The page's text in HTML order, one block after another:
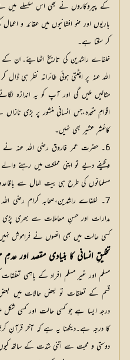
کے پیروکاروں نے بھی اس سلسلے میں
باریوں اور ضو افشانیوں میں عقائد و
کر سکتا ہے۔
خلفاے راشدین کی تاریخ اٹھایئے۔ان کے
اللہ عنہ پر اچٹتی ہوئی طائرانہ نظر ہی
مثالیں ملیں گی اور آپ کو یہ اندازہ
اقوامِ متحدہ،جس انسانی منشور پر بڑی
کاعُشرِ عشیر بھی نہیں۔
6۔ حضرت عمر فاروق رضی اللہ عنہ
وظیفے دیے تو اپنی مملکت میں رہنے
مسلمانوں کی طرح ہی بیت المال سے
7۔ خلفاے راشدین،صحابہ کرام رضی
مدارات اور حسنِ معاملات سے بھری
کسی حالت میں بھی انھوں نے فراموش
تخلیقِ انسانی کا بنیادی مقصد اور
مسلم اور غیر مسلم افراد کے باہمی
قسم کے تعلقات تو بعض حالات میں
درجہ ایسا ہے جو کسی حالت اور کسی شکل
کا درجہ ہے۔دیکھنا یہ ہے کہ آخر قرآنِ
دوستی و محبت سے اتنی شدّت کے ساتھ